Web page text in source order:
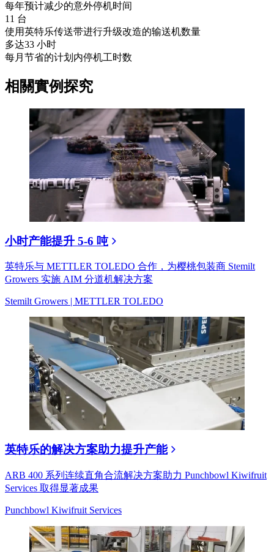
每年预计减少的意外停机时间
11 台
使用英特乐传送带进行升级改造的输送机数量
多达33 小时
每月节省的计划内停机工时数
相關實例探究
小时产能提升 5-6 吨
英特乐与 METTLER TOLEDO 合作，为樱桃包装商 Stemilt
Growers 实施 AIM 分道机解决方案
Stemilt Growers | METTLER TOLEDO
英特乐的解决方案助力提升产能
ARB 400 系列连续直角合流解决方案助力 Punchbowl Kiwifruit
Services 取得显著成果
Punchbowl Kiwifruit Services